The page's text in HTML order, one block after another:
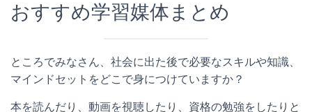
おすすめ学習媒体まとめ
ところでみなさん、社会に出た後で必要なスキルや知識、
マインドセットをどこで身につけていますか？
本を読んだり、動画を視聴したり、資格の勉強をしたりと